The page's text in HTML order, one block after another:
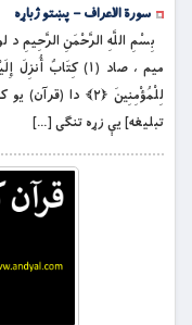
سورة الاعراف – پښتو ژباړه
ميم ، صاد (۱)
لِلْمُؤْمِنِينَ ﴿۲﴾ دا
تبلیغه] یې زړه تنګی […]